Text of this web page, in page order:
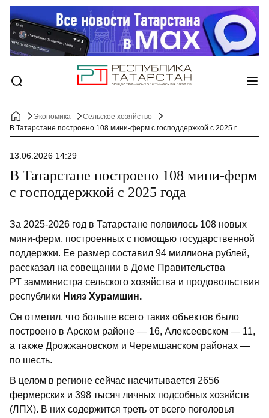
Экономика
Сельское хозяйство
В Татарстане построено 108 мини-ферм с господдержкой с 2025 года
13.06.2026 14:29
В Татарстане построено 108 мини-ферм
с господдержкой с 2025 года
За 2025-2026 год в Татарстане появилось 108 новых
мини-ферм, построенных с помощью государственной
поддержки. Ее размер составил 94 миллиона рублей,
рассказал на совещании в Доме Правительства
РТ замминистра сельского хозяйства и продовольствия
республики Нияз Хурамшин.
Он отметил, что больше всего таких объектов было
построено в Арском районе — 16, Алексеевском — 11,
а также Дрожжановском и Черемшанском районах —
по шесть.
В целом в регионе сейчас насчитывается 2656
фермерских и 398 тысяч личных подсобных хозяйств
(ЛПХ). В них содержится треть от всего поголовья